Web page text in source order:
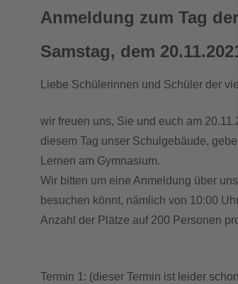
Anmeldung zum Tag
Samstag, dem
Liebe Schülerinnen und Schüler der
wir freuen uns, Sie und euch am
diesem Tag unser Schulgebäude,
Lernen am Gymnasium.
Wir bitten um eine Anmeldung über
besuchen könnt, nämlich von 10:00
Anzahl der Plätze auf 200 Personen
Termin 1: (dieser Termin ist leider